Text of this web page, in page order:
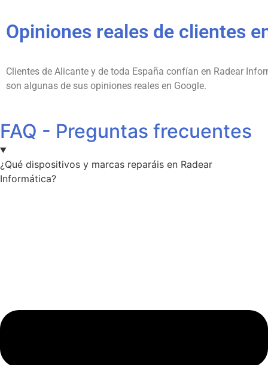
Opiniones reales de clientes
Clientes de Alicante y de toda España confían en Radear
son algunas de sus opiniones reales en Google.
FAQ - Preguntas frecuentes
¿Qué dispositivos y marcas reparáis en Radear
Informática?